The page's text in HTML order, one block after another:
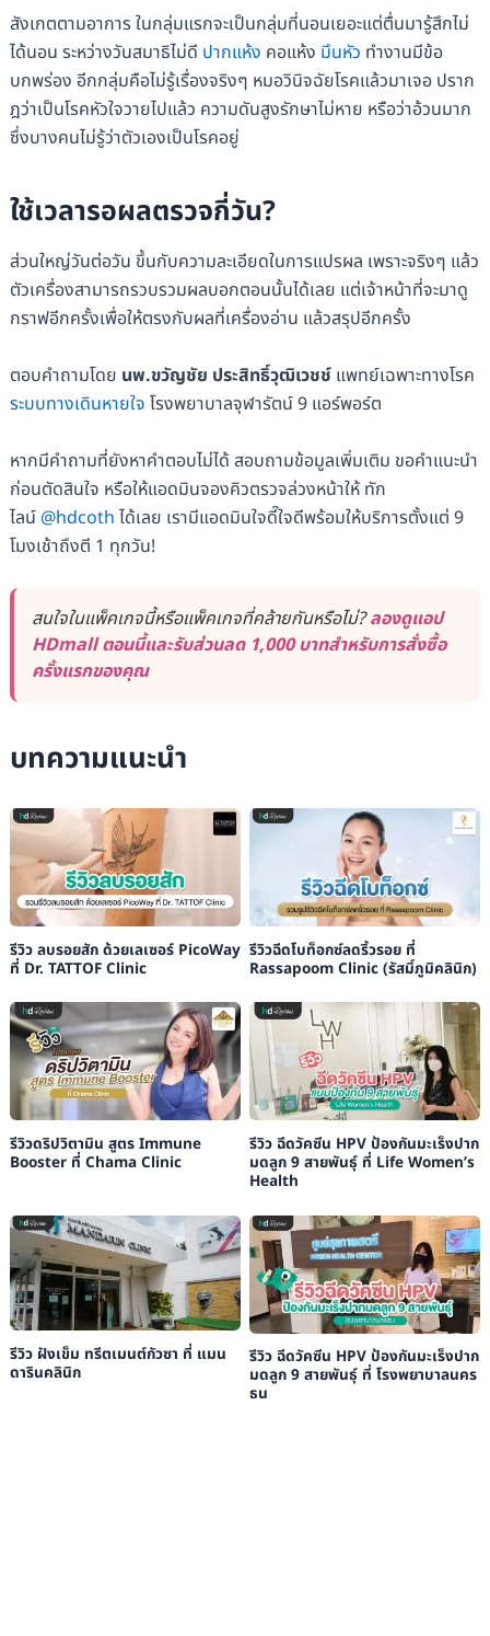
สังเกตตามอาการ ในกลุ่มแรกจะเป็นกลุ่มที่นอนเยอะแต่ตื่นมารู้สึกไม่
ได้นอน ระหว่างวันสมาธิไม่ดี ปากแห้ง คอแห้ง มึนหัว ทำงานมีข้อ
บกพร่อง อีกกลุ่มคือไม่รู้เรื่องจริงๆ หมอวินิจฉัยโรคแล้วมาเจอ ปราก
ฎว่าเป็นโรคหัวใจวายไปแล้ว ความดันสูงรักษาไม่หาย หรือว่าอ้วนมาก
ซึ่งบางคนไม่รู้ว่าตัวเองเป็นโรคอยู่
ใช้เวลารอผลตรวจกี่วัน?
ส่วนใหญ่วันต่อวัน ขึ้นกับความละเอียดในการแปรผล เพราะจริงๆ แล้ว
ตัวเครื่องสามารถรวบรวมผลบอกตอนนั้นได้เลย แต่เจ้าหน้าที่จะมาดู
กราฟอีกครั้งเพื่อให้ตรงกับผลที่เครื่องอ่าน แล้วสรุปอีกครั้ง
ตอบคำถามโดย นพ.ขวัญชัย ประสิทธิ์วุฒิเวชช์แพทย์เฉพาะทางโรค
ระบบทางเดินหายใจ โรงพยาบาลจุฬารัตน์ 9 แอร์พอร์ต
หากมีคำถามที่ยังหาคำตอบไม่ได้ สอบถามข้อมูลเพิ่มเติม ขอคำแนะนำ
ก่อนตัดสินใจ หรือให้แอดมินจองคิวตรวจล่วงหน้าให้ ทัก
ไลน์ @hdcoth ได้เลย เรามีแอดมินใจดี๊ใจดีพร้อมให้บริการตั้งแต่ 9
โมงเช้าถึงตี 1 ทุกวัน!
สนใจในแพ็คเกจนี้หรือแพ็คเกจที่คล้ายกันหรือไม่?ลองดูแอป
HDmall ตอนนี้และรับส่วนลด 1,000 บาทสำหรับการสั่งซื้อ
ครั้งแรกของคุณ
บทความแนะนำ
รีวิว ลบรอยสัก ด้วยเลเซอร์ PicoWay
ที่ Dr. TATTOF Clinic
รีวิวฉีดโบท็อกซ์ลดริ้วรอย ที่
Rassapoom Clinic (รัสมิ์ภูมิคลินิก)
รีวิวดริปวิตามิน สูตร Immune
Booster ที่ Chama Clinic
รีวิว ฉีดวัคซีน HPV ป้องกันมะเร็งปาก
มดลูก 9 สายพันธุ์ ที่ Life Women’s
Health
รีวิว ฝังเข็ม ทรีตเมนต์กัวซา ที่ แมน
ดารินคลินิก
รีวิว ฉีดวัคซีน HPV ป้องกันมะเร็งปาก
มดลูก 9 สายพันธุ์ ที่ โรงพยาบาลนคร
ธน